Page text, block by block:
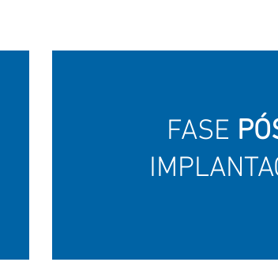
FASE